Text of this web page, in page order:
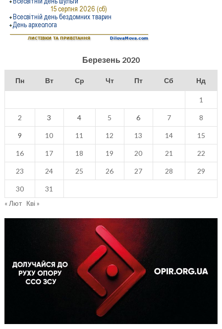
Березень 2020
Пн Вт Ср Чт Пт Сб Нд
1
2 3 4 5 6 7 8
9 10 11 12 13 14 15
16 17 18 19 20 21 22
23 24 25 26 27 28 29
30
31
« Лют Кві »